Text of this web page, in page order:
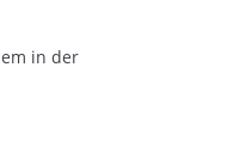
in der